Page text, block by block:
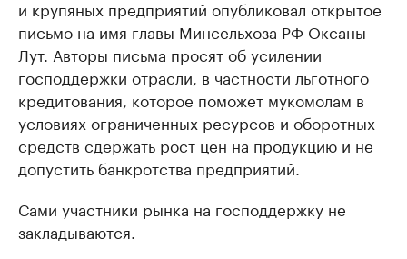
и крупяных предприятий опубликовал открытое
письмо на имя главы Минсельхоза РФ Оксаны
Лут. Авторы письма просят об усилении
господдержки отрасли, в частности льготного
кредитования, которое поможет мукомолам в
условиях ограниченных ресурсов и оборотных
средств сдержать рост цен на продукцию и не
допустить банкротства предприятий.
Сами участники рынка на господдержку не
закладываются.